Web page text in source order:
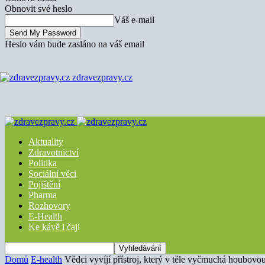
Obnovit své heslo
Váš e-mail
Heslo vám bude zasláno na váš email
zdravezpravy.cz
Aktuality
Zdravotnictví
Politika
Sociální věci
Pojištění
Pharma
Rozhovory
E-Health
Ke kávě i čaji
Domů E-health Vědci vyvíjí přístroj, který v těle vyčmuchá